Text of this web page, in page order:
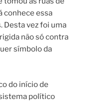
conhece essa
Desta vez foi uma
não só contra
símbolo da
do início de
político